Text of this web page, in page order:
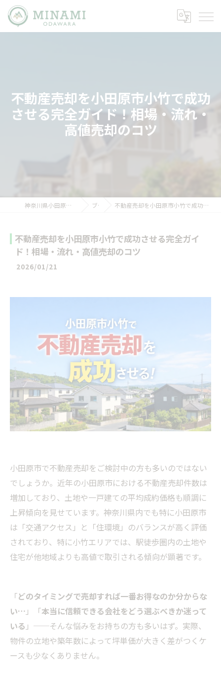
不動産売却を小田原市小竹で成功
させる完全ガイド！相場・流れ・
高値売却のコツ
神奈川県小田原市の不動産ならミナミノイエ ブログ 不動産売却を小田原市小竹で成功させる完全ガイド！相場・流れ・高値売却のコツ
不動産売却を小田原市小竹で成功させる完全ガイ
ド！相場・流れ・高値売却のコツ
2026/01/21
小田原市で不動産売却をご検討中の方も多いのではない
でしょうか。近年の小田原市における不動産売却件数は
増加しており、土地や一戸建ての平均成約価格も順調に
上昇傾向を見せています。神奈川県内でも特に小田原市
は「交通アクセス」と「住環境」のバランスが高く評価
されており、特に小竹エリアでは、駅徒歩圏内の土地や
住宅が他地域よりも高値で取引される傾向が顕著です。
「どのタイミングで売却すれば一番お得なのか分からな
い… 」「本当に信頼できる会社をどう選ぶべきか迷って
いる 」──そんな悩みをお持ちの方も多いはず。実際、
物件の立地や築年数によって坪単価が大きく差がつくケ
ースも少なくありません。